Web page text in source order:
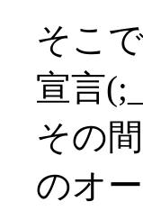
そこ
宣言
その
のオ